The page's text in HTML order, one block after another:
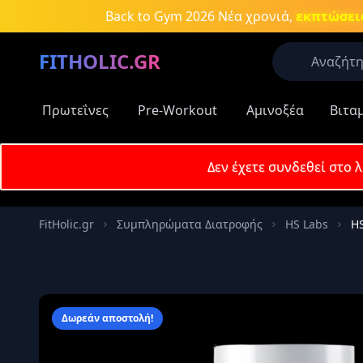
Μετάβαση στο κύριο περιεχόμενο
Back to Gym 2026 Νέα χρονιά,
FITHOLIC.GR
Οι
Πρωτεΐνες Pre-Workout Αμινοξέα
Δεν έχετε συνδεθεί στο
FitHolic.gr Συμπληρώματα Διατροφής HS Labs
Δωρεάν αποστολή!
Email